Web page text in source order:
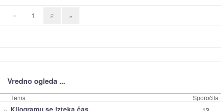
« 1 2 »
Vredno ogleda ...
Tema Sporočila